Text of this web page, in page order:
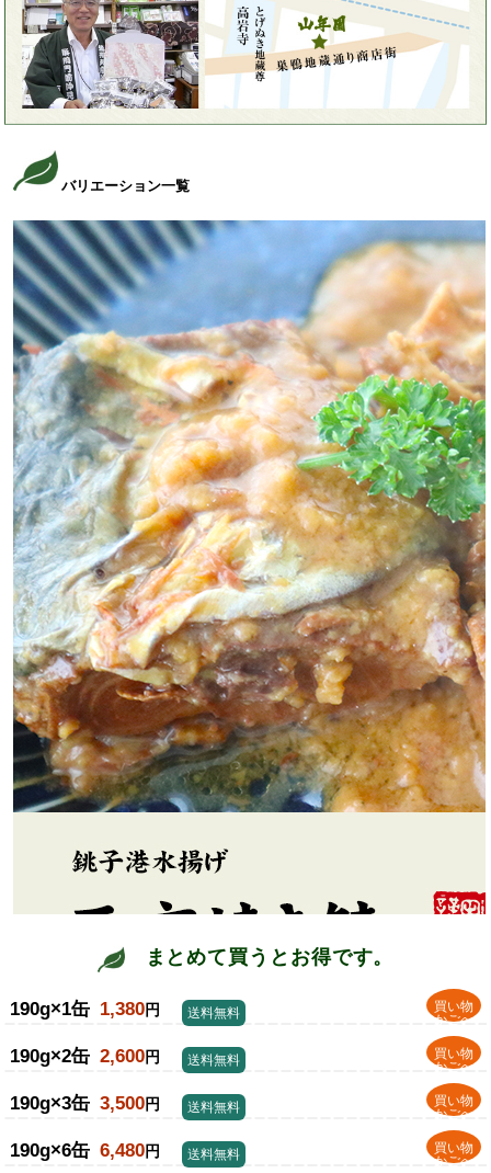
まとめて買うとお得です。
190g×1缶 1,380円
買い物
かごへ
送料無料
190g×2缶 2,600円
買い物
かごへ
送料無料
190g×3缶 3,500円
買い物
かごへ
送料無料
190g×6缶 6,480円
買い物
かごへ
送料無料